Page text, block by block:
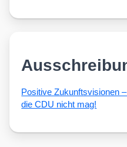
Posi­ti­ve Zukunfts­vi­sio­nen
die CDU nicht mag!